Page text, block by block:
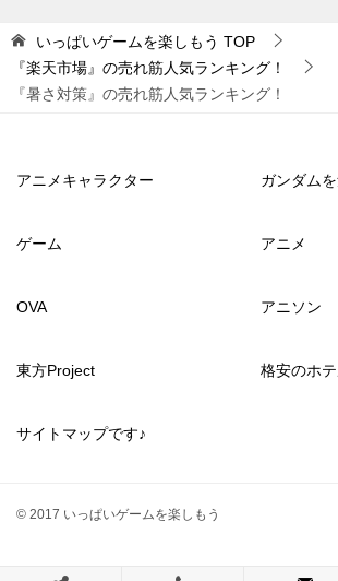
いっぱいゲームを楽しもう TOP
『楽天市場』の売れ筋人気ランキング！
『暑さ対策』の売れ筋人気ランキング！
アニメキャラクター ガンダム
ゲーム アニメ
OVA アニソン
東方Project 格安のホ
サイトマップです♪
© 2017 いっぱいゲームを楽しもう